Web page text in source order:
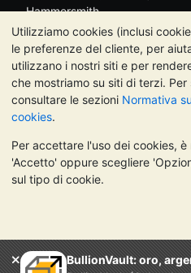
Utilizziamo cookies (inclusi
le preferenze del cliente, per
utilizzano i nostri siti e per
che mostriamo su siti di terzi.
consultare le sezioni Normativa
cookies.
Per accettare l'uso dei cookies,
'Accetto' oppure scegliere
sul tipo di cookie.
BullionVault: oro,
Hammersmith
Londra
W6 8DA
Regno Unito
TrustScore 4.7 | 488 recensioni
NOTA BENE: Il valore dei metalli
aumentare, e i trend storici non
futuro. Nulla di quanto
nelle sue comunicazioni
investimenti. Si consiglia di
stabilire se l'investimento in
esigenze.